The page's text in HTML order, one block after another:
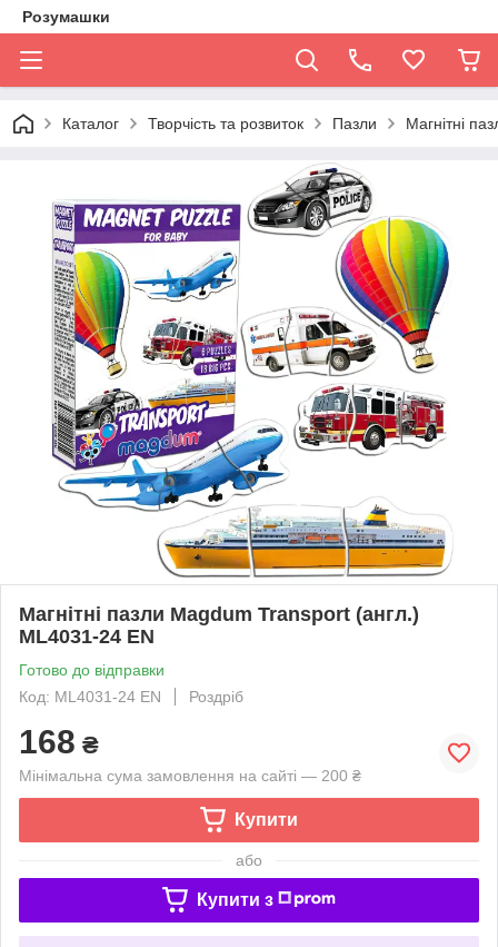
Розумашки
Каталог Творчість та розвиток Пазли Магнітні
Магнітні пазли Magdum Transport (англ.)
ML4031-24 EN
Готово до відправки
Код: ML4031-24 EN
Роздріб
168 ₴
Мінімальна сума замовлення на сайті — 200 ₴
Купити
або
Купити з